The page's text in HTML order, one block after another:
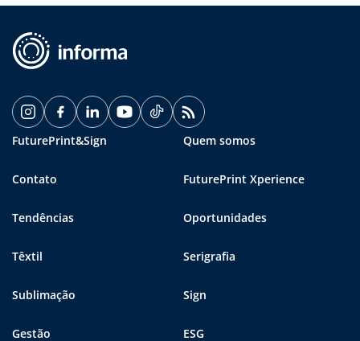
FuturePrint&Sign Quem somos
Contato FuturePrint Xperience
Tendências Oportunidades
Têxtil Serigrafia
Sublimação Sign
Gestão ESG